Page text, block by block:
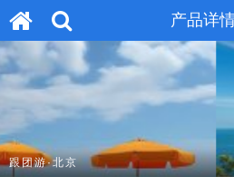
产品详
跟团游·北京